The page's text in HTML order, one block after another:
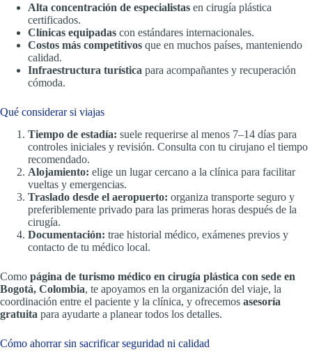
Alta concentración de especialistas en cirugía plástica
certificados.
Clínicas equipadas con estándares internacionales.
Costos más competitivos que en muchos países, manteniendo
calidad.
Infraestructura turística para acompañantes y recuperación
cómoda.
Qué considerar si viajas
Tiempo de estadía: suele requerirse al menos 7–14 días para
controles iniciales y revisión. Consulta con tu cirujano el tiempo
recomendado.
Alojamiento: elige un lugar cercano a la clínica para facilitar
vueltas y emergencias.
Traslado desde el aeropuerto: organiza transporte seguro y
preferiblemente privado para las primeras horas después de la
cirugía.
Documentación: trae historial médico, exámenes previos y
contacto de tu médico local.
Como página de turismo médico en cirugía plástica con sede en
Bogotá, Colombia, te apoyamos en la organización del viaje, la
coordinación entre el paciente y la clínica, y ofrecemos asesoría
gratuita para ayudarte a planear todos los detalles.
Cómo ahorrar sin sacrificar seguridad ni calidad